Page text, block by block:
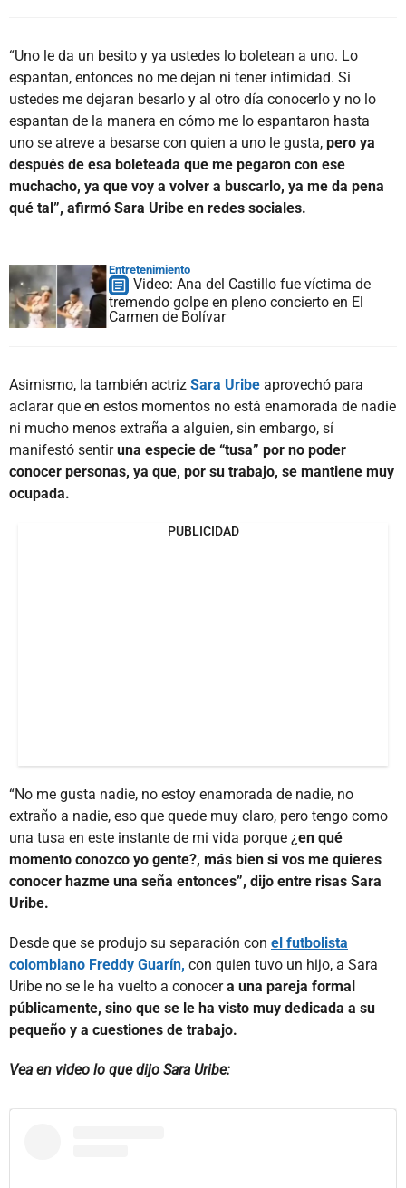
“Uno le da un besito y ya ustedes lo boletean a uno. Lo
espantan, entonces no me dejan ni tener intimidad. Si
ustedes me dejaran besarlo y al otro día conocerlo y no lo
espantan de la manera en cómo me lo espantaron hasta
uno se atreve a besarse con quien a uno le gusta, pero ya
después de esa boleteada que me pegaron con ese
muchacho, ya que voy a volver a buscarlo, ya me da pena
qué tal”, afirmó Sara Uribe en redes sociales.
Entretenimiento
Video: Ana del Castillo fue víctima de
tremendo golpe en pleno concierto en El
Carmen de Bolívar
Asimismo, la también actriz Sara Uribe aprovechó para
aclarar que en estos momentos no está enamorada de nadie
ni mucho menos extraña a alguien, sin embargo, sí
manifestó sentiruna especie de “tusa” por no poder
conocer personas, ya que, por su trabajo, se mantiene muy
ocupada.
PUBLICIDAD
“No me gusta nadie, no estoy enamorada de nadie, no
extraño a nadie, eso que quede muy claro, pero tengo como
una tusa en este instante de mi vida porque ¿en qué
momento conozco yo gente?, más bien si vos me quieres
conocer hazme una seña entonces”, dijo entre risas Sara
Uribe.
Desde que se produjo su separación con el futbolista
colombiano Freddy Guarín, con quien tuvo un hijo, a Sara
Uribe no se le ha vuelto a conocera una pareja formal
públicamente, sino que se le ha visto muy dedicada a su
pequeño y a cuestiones de trabajo.
Vea en video lo que dijo Sara Uribe: